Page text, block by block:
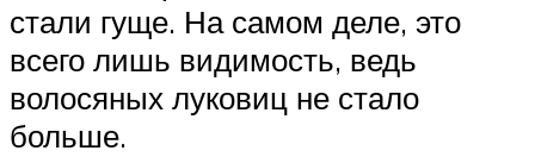
стали гуще. На самом деле, это
всего лишь видимость, ведь
волосяных луковиц не стало
больше.